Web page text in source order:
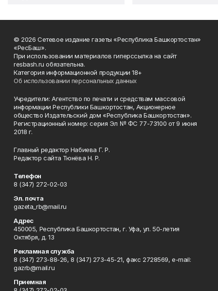
© 2026 Сетевое издание газеты «Республика Башкортостан»
«РесБаш».
При использовании материалов гиперссылка на сайт
resbash.ru обязательна.
Категория информационной продукции 18+
Об использовании персональных данных
Учредители: Агентство по печати и средствам массовой
информации Республики Башкортостан, Акционерное
общество Издательский дом «Республика Башкортостан».
Регистрационный номер: серия Эл № ФС 77-73100 от 9 июня
2018 г.
Главный редактор Набиева Г. Р.
Редактор сайта Тюнёва Н. Р.
Телефон
8 (347) 272-02-03
Эл. почта
gazeta_rb@mail.ru
Адрес
450005, Республика Башкортостан, г. Уфа, ул. 50-летия
Октября, д. 13
Рекламная служба
8 (347) 273-88-26, 8 (347) 273-45-21, факс 2728569, e-mail:
gazrb@mail.ru
Приемная